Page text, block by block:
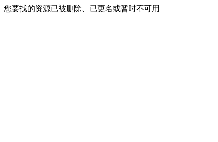
您要找的资源已被删除、已更名或暂时不可用